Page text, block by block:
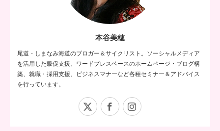
本谷美穂
尾道・しまなみ海道のブロガー＆サイクリスト。ソーシャルメディア
を活用した販促支援、ワードプレスベースのホームページ・ブログ構
築、就職・採用支援、ビジネスマナーなど各種セミナー＆アドバイス
を行っています。
Facebook